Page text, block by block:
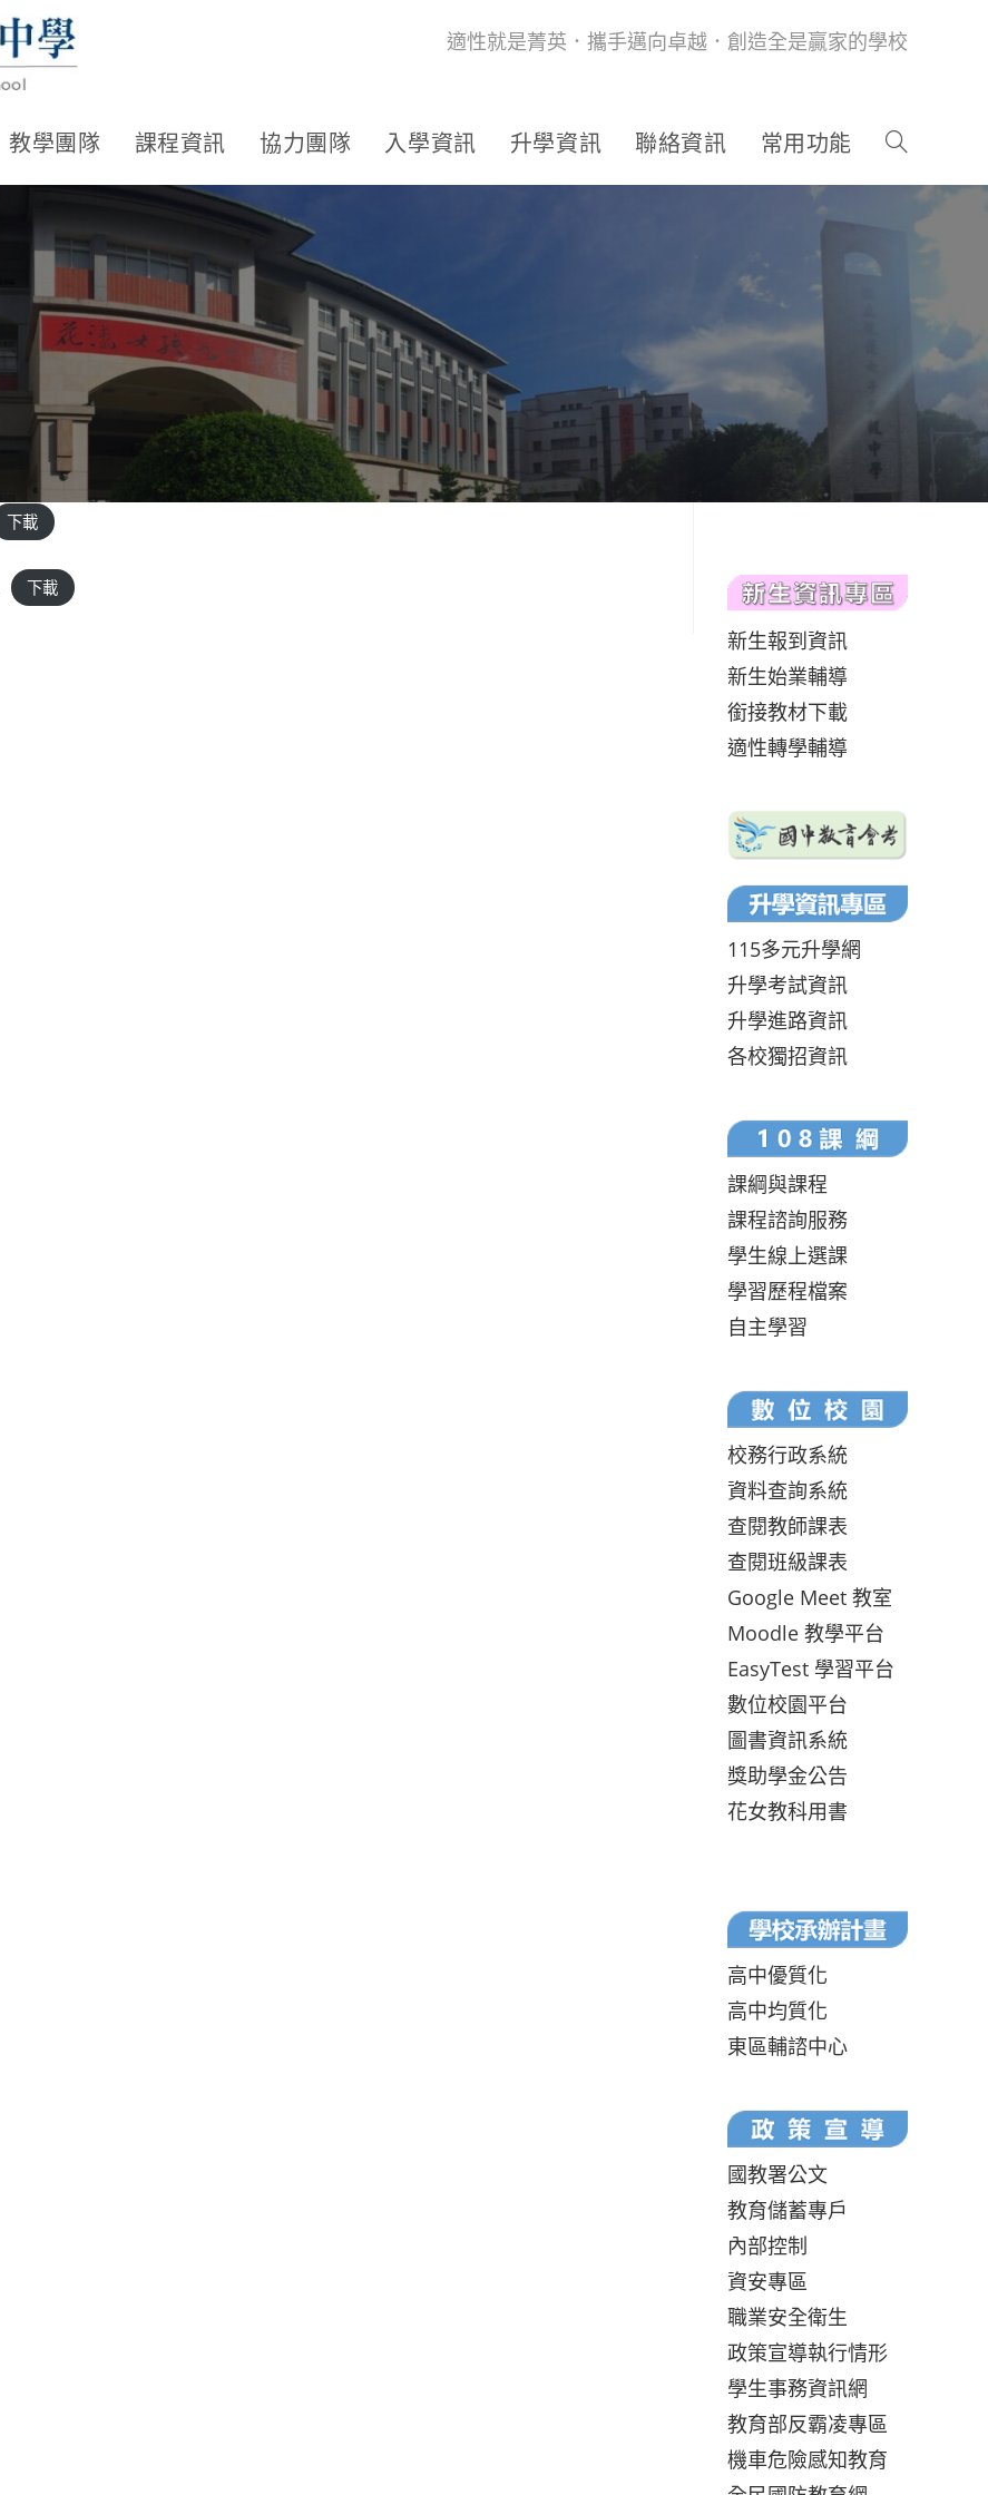
適性就是菁英．攜手邁向卓越．創造全是贏家的學校
教學團隊 課程資訊 協力團隊 入學資訊 升學資訊 聯絡資訊 常用功能
下載
下載
新生報到資訊
新生始業輔導
銜接教材下載
適性轉學輔導
115多元升學網
升學考試資訊
升學進路資訊
各校獨招資訊
課綱與課程
課程諮詢服務
學生線上選課
學習歷程檔案
自主學習
校務行政系統
資料查詢系統
查閱教師課表
查閱班級課表
Google Meet 教室
Moodle 教學平台
EasyTest 學習平台
數位校園平台
圖書資訊系統
獎助學金公告
花女教科用書
高中優質化
高中均質化
東區輔諮中心
國教署公文
教育儲蓄專戶
內部控制
資安專區
職業安全衛生
政策宣導執行情形
學生事務資訊網
教育部反霸凌專區
機車危險感知教育